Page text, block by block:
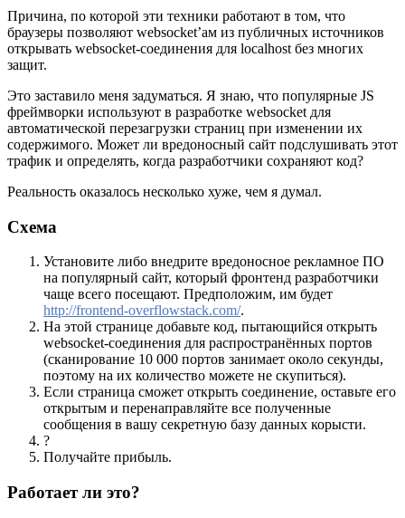
Причина, по которой эти техники работают в том, что
браузеры позволяют websocket’ам из публичных источников
открывать websocket-соединения для localhost без многих
защит.
Это заставило меня задуматься. Я знаю, что популярные JS
фреймворки используют в разработке websocket для
автоматической перезагрузки страниц при изменении их
содержимого. Может ли вредоносный сайт подслушивать этот
трафик и определять, когда разработчики сохраняют код?
Реальность оказалось несколько хуже, чем я думал.
Схема
Установите либо внедрите вредоносное рекламное ПО
на популярный сайт, который фронтенд разработчики
чаще всего посещают. Предположим, им будет
http://frontend-overflowstack.com/.
На этой странице добавьте код, пытающийся открыть
websocket-соединения для распространённых портов
(сканирование 10 000 портов занимает около секунды,
поэтому на их количество можете не скупиться).
Если страница сможет открыть соединение, оставьте его
открытым и перенаправляйте все полученные
сообщения в вашу секретную базу данных корысти.
?
Получайте прибыль.
Работает ли это?